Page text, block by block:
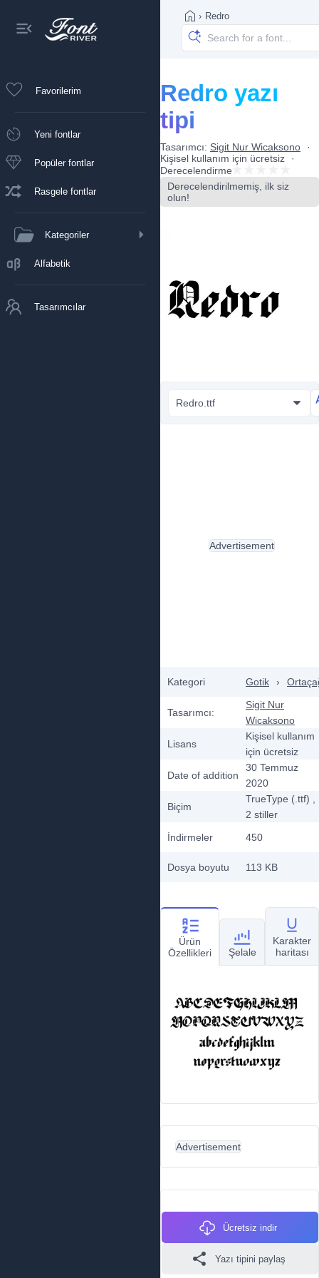
Favorilerim
Yeni fontlar
Popüler fontlar
Rasgele fontlar
Kategoriler
Alfabetik
Tasarımcılar
› Redro
Redro yazı
tipi
Tasarımcı: Sigit Nur Wicaksono
Kişisel kullanım için ücretsiz
Derecelendirme
Derecelendirilmemiş, ilk siz
olun!
Redro.ttf
Kategori Gotik ›
Tasarımcı:
Sigit Nur
Wicaksono
Lisans
Kişisel kullanım
için ücretsiz
Date of addition
30 Temmuz
2020
Biçim
TrueType (.ttf)
2 stiller
İndirmeler
450
Dosya boyutu 113 KB
Advertisement
Ürün
Özellikleri
Şelale
Karakter
haritası
Advertisement
Ücretsiz indir
Yazı tipini paylaş